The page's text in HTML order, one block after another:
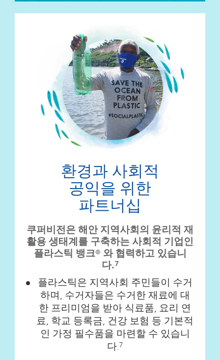
환경과 사회적
공익을 위한
파트너십
쿠퍼비전은 해안 지역사회의 윤리적 재
활용 생태계를 구축하는 사회적 기업인
플라스틱 뱅크® 와 협력하고 있습니
다.7
플라스틱은 지역사회 주민들이 수거
하며, 수거자들은 수거한 재료에 대
한 프리미엄을 받아 식료품, 요리 연
료, 학교 등록금, 건강 보험 등 기본적
인 가정 필수품을 마련할 수 있습니
다.7